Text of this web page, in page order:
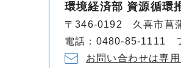
環境経済部 資源循環
〒346-0192 久喜市菖
電話：0480-85-1111
お問い合わせは専